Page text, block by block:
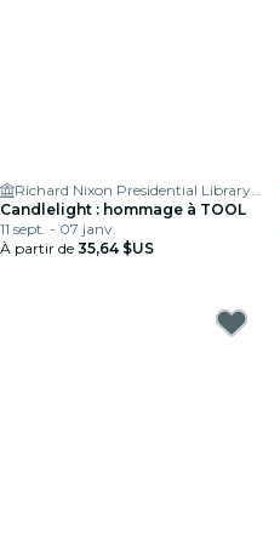
Richard Nixon Presidential Library & Museum
Candlelight : hommage à TOOL
11 sept. - 07 janv.
À partir de 35,64 $US